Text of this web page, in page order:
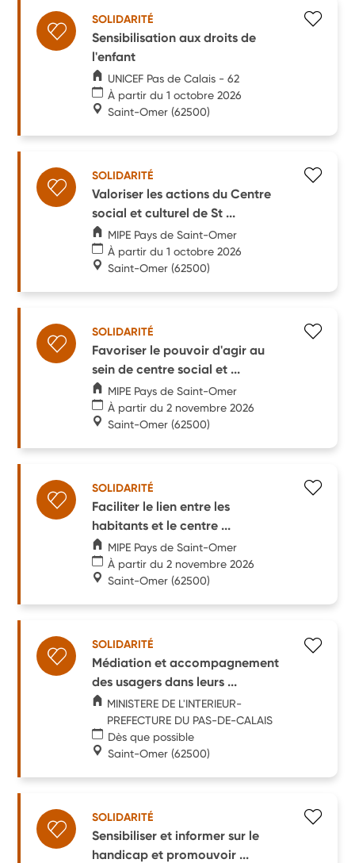
SOLIDARITÉ
Sensibilisation aux droits de
l'enfant
UNICEF Pas de Calais - 62
À partir du 1 octobre 2026
Saint-Omer (62500)
SOLIDARITÉ
Valoriser les actions du Centre
social et culturel de St ...
MIPE Pays de Saint-Omer
À partir du 1 octobre 2026
Saint-Omer (62500)
SOLIDARITÉ
Favoriser le pouvoir d'agir au
sein de centre social et ...
MIPE Pays de Saint-Omer
À partir du 2 novembre 2026
Saint-Omer (62500)
SOLIDARITÉ
Faciliter le lien entre les
habitants et le centre ...
MIPE Pays de Saint-Omer
À partir du 2 novembre 2026
Saint-Omer (62500)
SOLIDARITÉ
Médiation et accompagnement
des usagers dans leurs ...
MINISTERE DE L'INTERIEUR-
PREFECTURE DU PAS-DE-CALAIS
Dès que possible
Saint-Omer (62500)
SOLIDARITÉ
Sensibiliser et informer sur le
handicap et promouvoir ...